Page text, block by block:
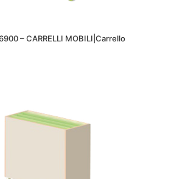
– CARRELLI MOBILI|Carrello